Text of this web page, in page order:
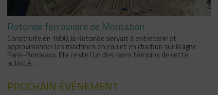
Rotonde ferroviaire de Montabon
Construite en 1890, la Rotonde servait à entretenir et
approvisionner les machines en eau et en charbon sur la ligne
Paris-Bordeaux. Elle reste l‘un des rares témoins de cette
activité…
PROCHAIN ÉVÉNEMENT